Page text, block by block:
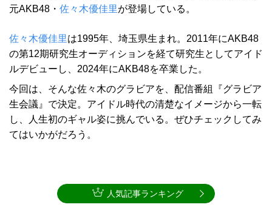
元AKB48・ 佐々木優佳里が登場している。
佐々木優佳里は1995年、埼玉県生まれ。2011年にAKB48
の第12期研究生オーディションを経て研究生としてアイド
ルデビューし、2024年にAKB48を卒業した。
今回は、そんな佐々木のグラビアを、配信番組『グラビア
生会議』で決定。アイドル時代の清楚なイメージから一転
し、人生初のギャル姿に挑んでいる。ぜひチェックしてみ
てはいかがだろう。
人気記事ランキング